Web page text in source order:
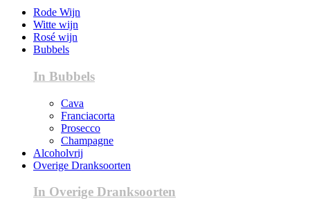
Rode Wijn
Witte wijn
Rosé wijn
Bubbels
In Bubbels
Cava
Franciacorta
Prosecco
Champagne
Alcoholvrij
Overige Dranksoorten
In Overige Dranksoorten